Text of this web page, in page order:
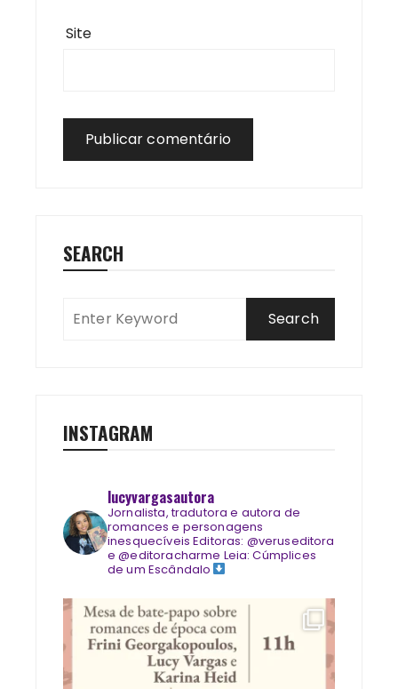
Site
SEARCH
INSTAGRAM
lucyvargasautora
Jornalista, tradutora e autora de
romances e personagens
inesquecíveis Editoras: @veruseditora
e @editoracharme Leia: Cúmplices
de um Escândalo